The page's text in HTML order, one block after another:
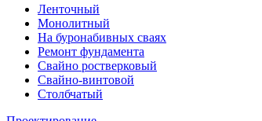
Ленточный
Монолитный
На буронабивных сваях
Ремонт фундамента
Свайно ростверковый
Свайно-винтовой
Столбчатый